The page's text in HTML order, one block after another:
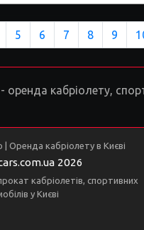
5 6 7 8 9
кабріолету,
Оренда кабріолету в Києві
2026
кабріолетів, спортивних
у Києві